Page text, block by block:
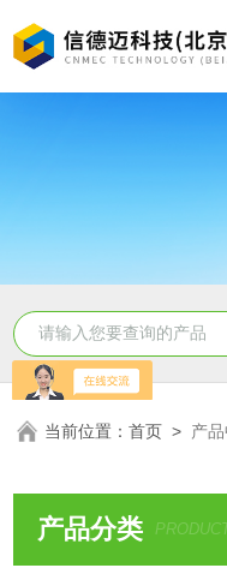
当前位置：首页 > 产
产品分类